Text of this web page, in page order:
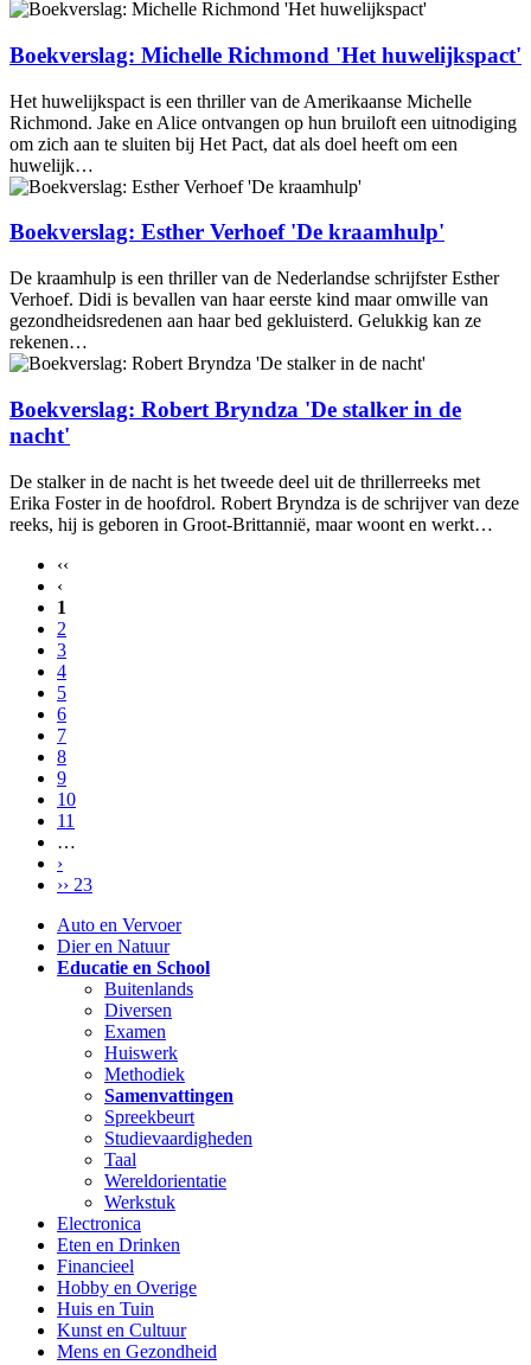
Boekverslag: Michelle Richmond 'Het huwelijkspact'
Het huwelijkspact is een thriller van de Amerikaanse Michelle
Richmond. Jake en Alice ontvangen op hun bruiloft een uitnodiging
om zich aan te sluiten bij Het Pact, dat als doel heeft om een
huwelijk…
Boekverslag: Esther Verhoef 'De kraamhulp'
De kraamhulp is een thriller van de Nederlandse schrijfster Esther
Verhoef. Didi is bevallen van haar eerste kind maar omwille van
gezondheidsredenen aan haar bed gekluisterd. Gelukkig kan ze
rekenen…
Boekverslag: Robert Bryndza 'De stalker in de
nacht'
De stalker in de nacht is het tweede deel uit de thrillerreeks met
Erika Foster in de hoofdrol. Robert Bryndza is de schrijver van deze
reeks, hij is geboren in Groot-Brittannië, maar woont en werkt…
‹‹
‹
1
2
3
4
5
6
7
8
9
10
11
…
›
›› 23
Auto en Vervoer
Dier en Natuur
Educatie en School
Buitenlands
Diversen
Examen
Huiswerk
Methodiek
Samenvattingen
Spreekbeurt
Studievaardigheden
Taal
Wereldorientatie
Werkstuk
Electronica
Eten en Drinken
Financieel
Hobby en Overige
Huis en Tuin
Kunst en Cultuur
Mens en Gezondheid